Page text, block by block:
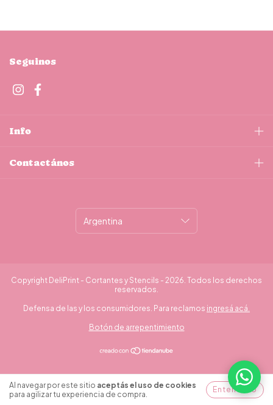
Al navegar por este sitio aceptás el uso de cookies
para agilizar tu experiencia de compra.
Entendido
Seguinos
Info
Contactános
Copyright DeliPrint - Cortantes y Stencils - 2026. Todos los derechos
reservados.
Defensa de las y los consumidores. Para reclamos ingresá acá.
Botón de arrepentimiento